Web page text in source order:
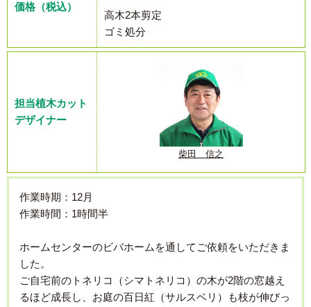
価格（税込）
高木2本剪定
ゴミ処分
担当植木カット
デザイナー
柴田 信之
作業時期：12月
作業時間：1時間半
ホームセンターのビバホームを通してご依頼をいただきま
した。
ご自宅前のトネリコ（シマトネリコ）の木が2階の窓越え
るほど成長し、お庭の百日紅（サルスベリ）も枝が伸びっ